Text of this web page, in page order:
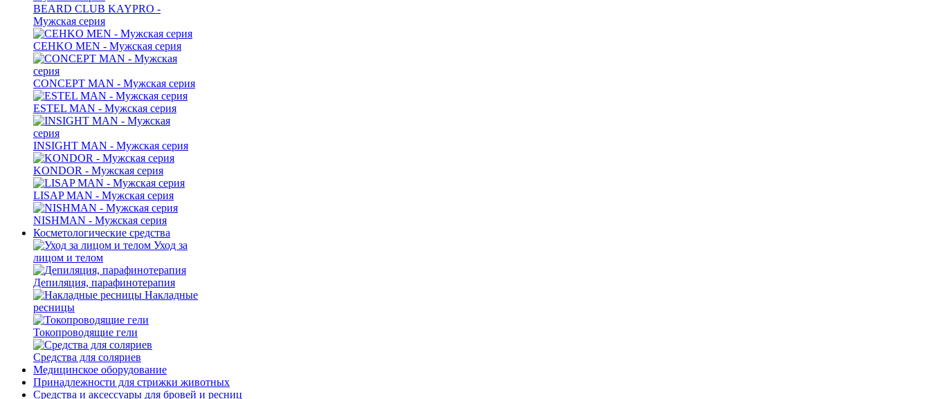
BEARD CLUB KAYPRO -
Мужская серия
CEHKO MEN - Мужская серия
CONCEPT MAN - Мужская серия
ESTEL MAN - Мужская серия
INSIGHT MAN - Мужская серия
KONDOR - Мужская серия
LISAP MAN - Мужская серия
NISHMAN - Мужская серия
Косметологические средства
Уход за
лицом и телом
Депиляция, парафинотерапия
Накладные
ресницы
Токопроводящие гели
Средства для соляриев
Медицинское оборудование
Принадлежности для стрижки животных
Средства и аксессуары для бровей и ресниц